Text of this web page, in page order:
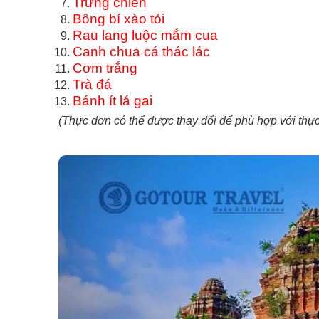
Bông bí xào tỏi
Rau lang luộc mắm cua
Canh chua cá thác lác
Cơm trắng
Trà đá
Bánh ít lá gai
(Thực đơn có thể được thay đổi để phù hợp với